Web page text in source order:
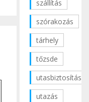
szállítás
szórakozás
tárhely
tőzsde
utasbiztosítás
utazás